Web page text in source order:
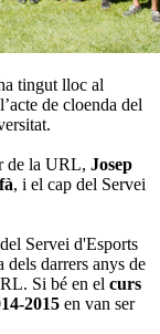
tingut lloc al
de cloenda del
de la URL, Josep
, i el cap del Servei
Servei d'Esports
dels darrers anys de
Si bé en el curs
2015 en van ser